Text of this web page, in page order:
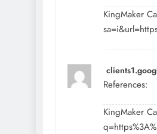
KingMaker
References:
KingMaker